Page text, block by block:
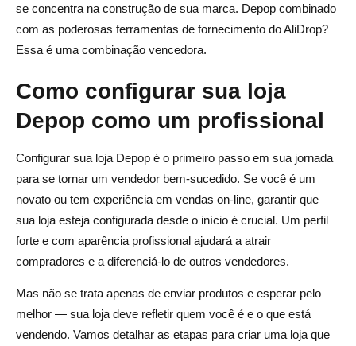
se concentra na construção de sua marca. Depop combinado
com as poderosas ferramentas de fornecimento do AliDrop?
Essa é uma combinação vencedora.
Como configurar sua loja
Depop como um profissional
Configurar sua loja Depop é o primeiro passo em sua jornada
para se tornar um vendedor bem-sucedido. Se você é um
novato ou tem experiência em vendas on-line, garantir que
sua loja esteja configurada desde o início é crucial. Um perfil
forte e com aparência profissional ajudará a atrair
compradores e a diferenciá-lo de outros vendedores.
Mas não se trata apenas de enviar produtos e esperar pelo
melhor — sua loja deve refletir quem você é e o que está
vendendo. Vamos detalhar as etapas para criar uma loja que